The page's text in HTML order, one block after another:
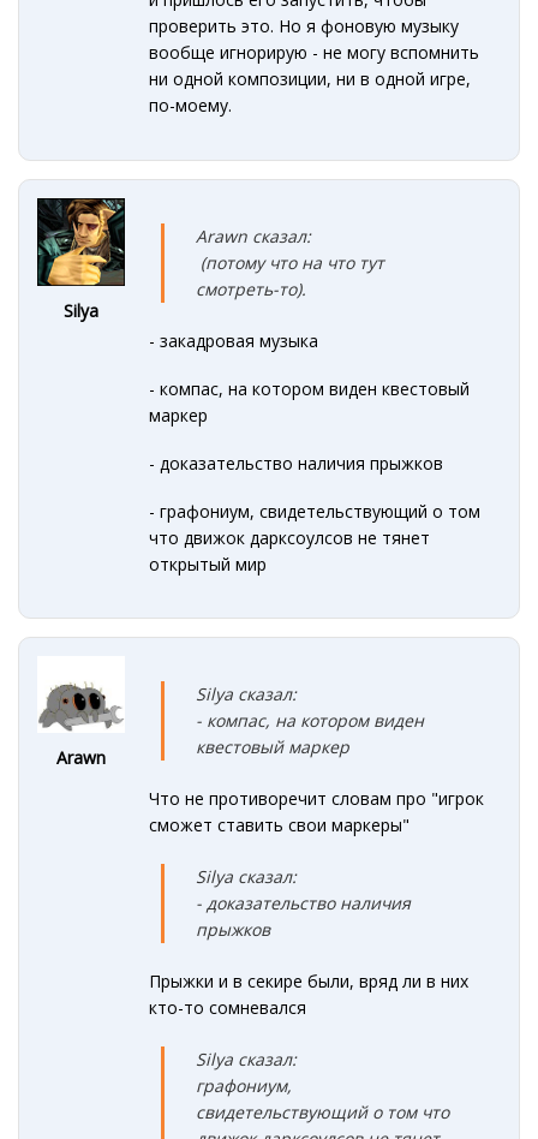
проверить это. Но я фоновую музыку
вообще игнорирую - не могу вспомнить
ни одной композиции, ни в одной игре,
по-моему.
Silya
Arawn сказал:
(потому что на что тут
смотреть-то).
- закадровая музыка
- компас, на котором виден квестовый
маркер
- доказательство наличия прыжков
- графониум, свидетельствующий о том
что движок дарксоулсов не тянет
открытый мир
Arawn
Silya сказал:
- компас, на котором виден
квестовый маркер
Что не противоречит словам про "игрок
сможет ставить свои маркеры"
Silya сказал:
- доказательство наличия
прыжков
Прыжки и в секире были, вряд ли в них
кто-то сомневался
Silya сказал:
графониум,
свидетельствующий о том что